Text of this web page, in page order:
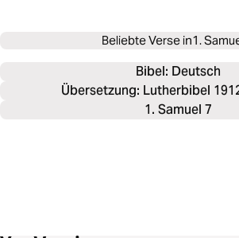
Beliebte Verse in1.
Bibel: Deutsch
Übersetzung: Lutherbibel
1. Samuel 7